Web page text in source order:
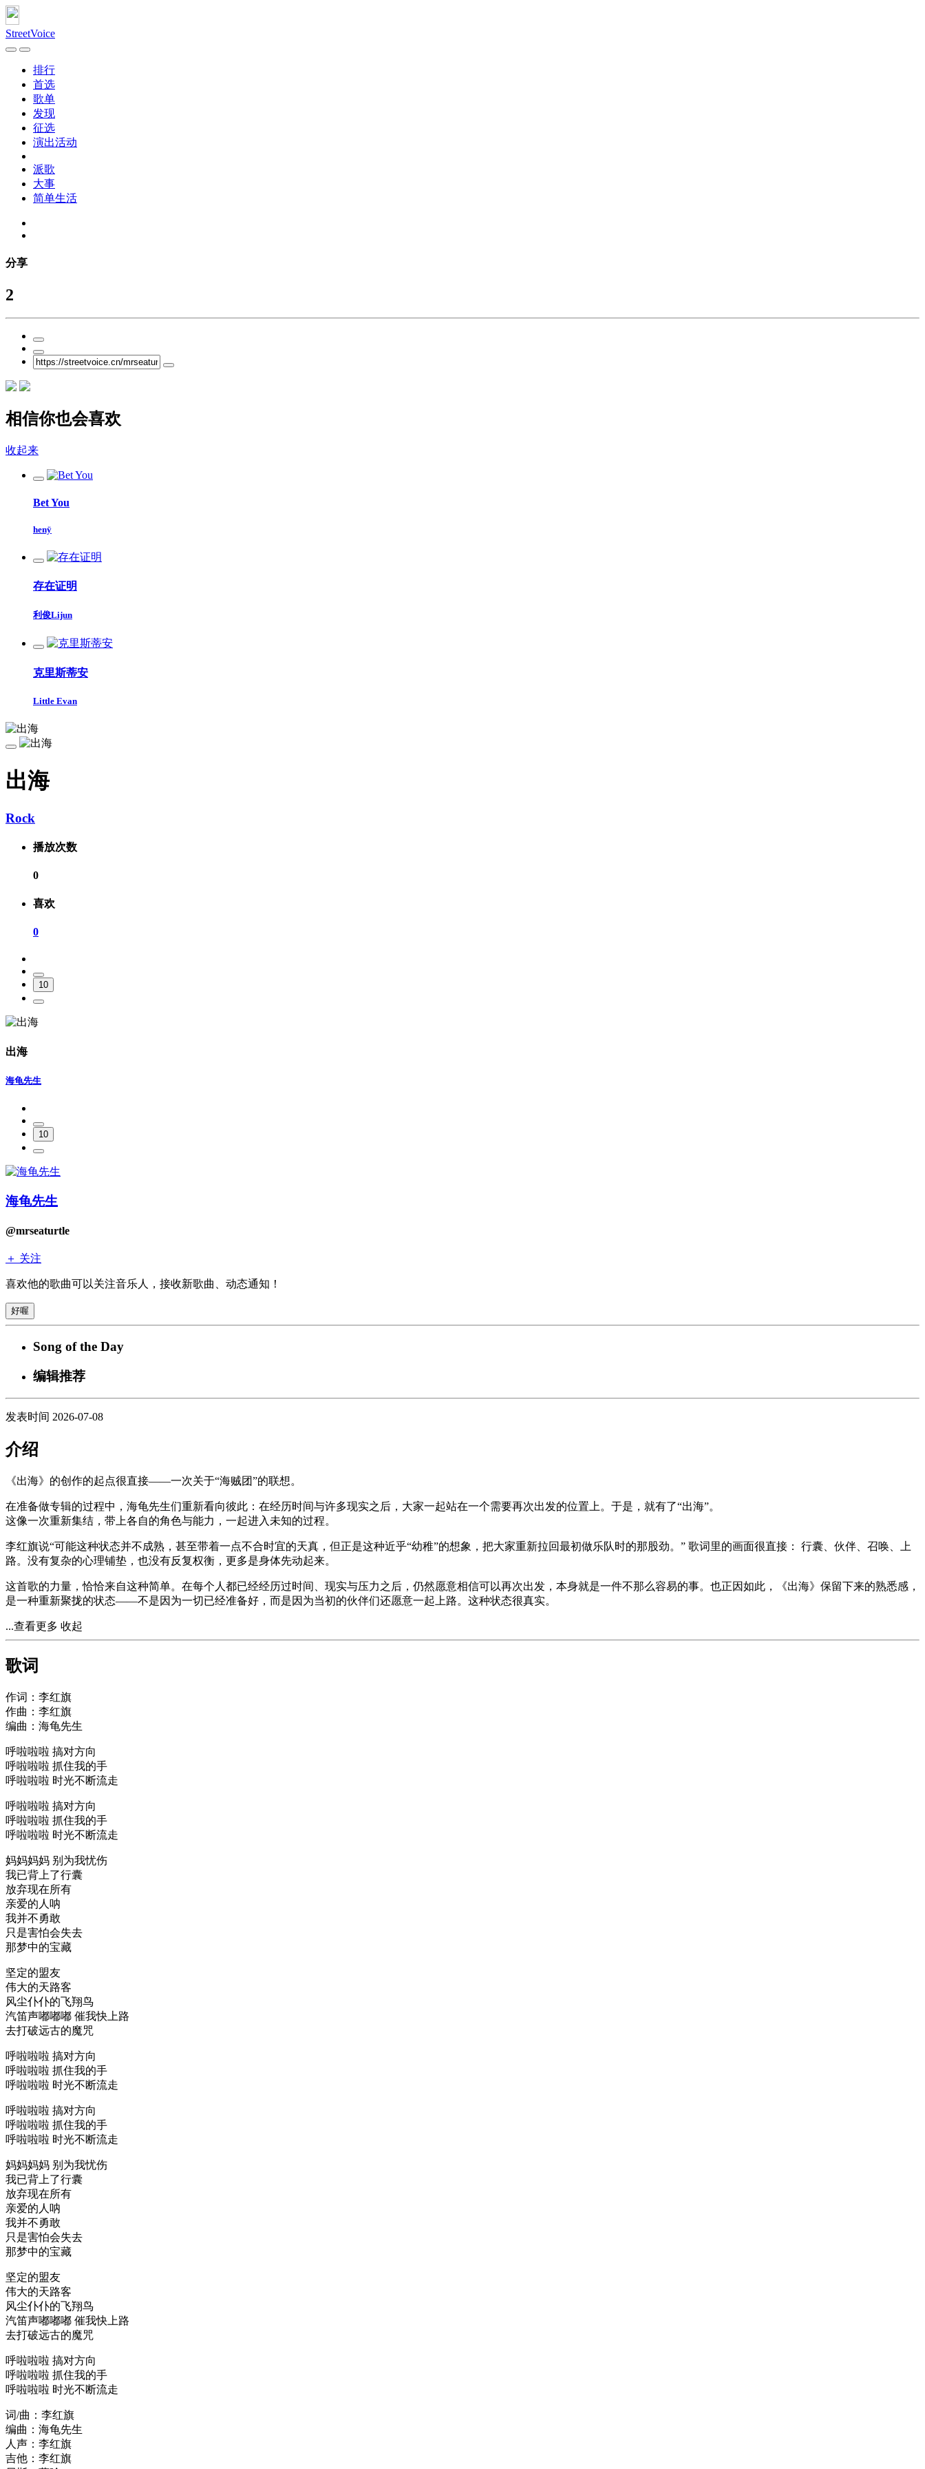
StreetVoice
排行
首选
歌单
发现
征选
演出活动
派歌
大事
简单生活
分享
2
相信你也会喜欢
收起来
Bet You
henÿ
存在证明
利俊Lijun
克里斯蒂安
Little Evan
出海
Rock
播放次数
0
喜欢
0
10
出海
海龟先生
10
海龟先生
@mrseaturtle
＋ 关注
喜欢他的歌曲可以关注音乐人，接收新歌曲、动态通知！
好喔
Song of the Day
编辑推荐
发表时间 2026-07-08
介绍
《出海》的创作的起点很直接——⼀次关于“海贼团”的联想。
在准备做专辑的过程中，海⻳先⽣们重新看向彼此：在经历时间与许多现实之后，⼤家⼀起站在⼀个需要再次出发的位置上。于是，就有了“出海”。
这像⼀次重新集结，带上各⾃的⻆⾊与能⼒，⼀起进⼊未知的过程。
李红旗说“可能这种状态并不成熟，甚⾄带着⼀点不合时宜的天真，但正是这种近乎“幼稚”的想象，把⼤家重新拉回最初做乐队时的那股劲。” 歌词⾥的画⾯很直接： ⾏囊、伙伴、召唤、上
路。没有复杂的⼼理铺垫，也没有反复权衡，更多是⾝体先动起来。
这⾸歌的⼒量，恰恰来⾃这种简单。在每个⼈都已经经历过时间、现实与压⼒之后，仍然愿意相信可以再次出发，本⾝就是⼀件不那么容易的事。也正因如此，《出海》保留下来的熟悉感，
是⼀种重新聚拢的状态——不是因为⼀切已经准备好，⽽是因为当初的伙伴们还愿意⼀起上路。这种状态很真实。
...查看更多 收起
歌词
作词：李红旗
作曲：李红旗
编曲：海龟先生
呼啦啦啦 搞对方向
呼啦啦啦 抓住我的手
呼啦啦啦 时光不断流走
呼啦啦啦 搞对方向
呼啦啦啦 抓住我的手
呼啦啦啦 时光不断流走
妈妈妈妈 别为我忧伤
我已背上了行囊
放弃现在所有
亲爱的人呐
我并不勇敢
只是害怕会失去
那梦中的宝藏
坚定的盟友
伟大的天路客
风尘仆仆的飞翔鸟
汽笛声嘟嘟嘟 催我快上路
去打破远古的魔咒
呼啦啦啦 搞对方向
呼啦啦啦 抓住我的手
呼啦啦啦 时光不断流走
呼啦啦啦 搞对方向
呼啦啦啦 抓住我的手
呼啦啦啦 时光不断流走
妈妈妈妈 别为我忧伤
我已背上了行囊
放弃现在所有
亲爱的人呐
我并不勇敢
只是害怕会失去
那梦中的宝藏
坚定的盟友
伟大的天路客
风尘仆仆的飞翔鸟
汽笛声嘟嘟嘟 催我快上路
去打破远古的魔咒
呼啦啦啦 搞对方向
呼啦啦啦 抓住我的手
呼啦啦啦 时光不断流走
词/曲：李红旗
编曲：海龟先生
人声：李红旗
吉他：李红旗